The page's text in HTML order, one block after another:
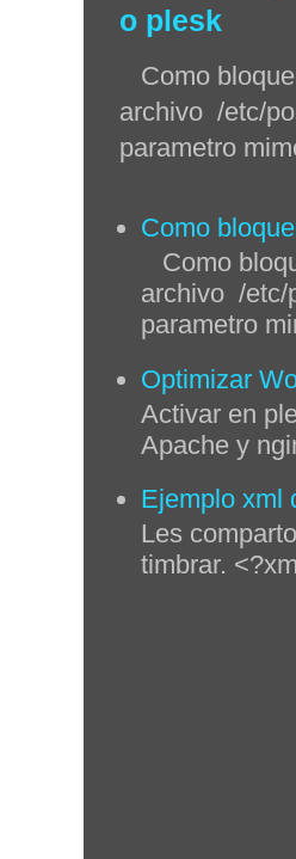
o plesk
Como
archivo /etc/
parametro
Como
Como
archivo /
parametro
Optimizar
Activar en
Apache y
Ejemplo xml
Les
timbrar.